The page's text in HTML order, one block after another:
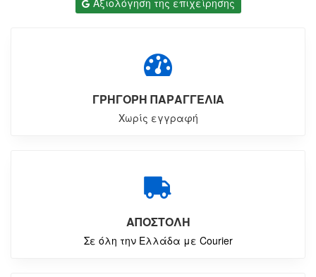
ΓΡΗΓΟΡΗ ΠΑΡΑΓΓΕΛΙΑ
Χωρίς εγγραφή
ΑΠΟΣΤΟΛΗ
Σε όλη την Ελλάδα με Courier